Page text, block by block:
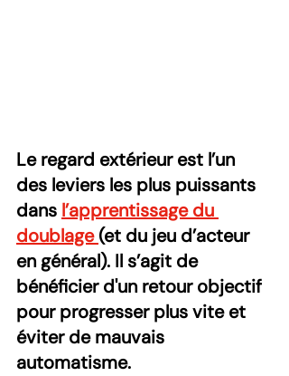
Le regard extérieur est l’un
des leviers les plus puissants
dans l’apprentissage du
doublage (et du jeu d’acteur
en général). Il s’agit de
bénéficier d'un retour objectif
pour progresser plus vite et
éviter de mauvais
automatisme.